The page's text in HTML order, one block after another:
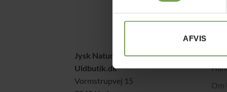
AFVIS
Jysk Naturpleje ApS
Uldbutik.dk
Vormstrupvej 15
Alt
Om